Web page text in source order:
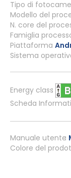
Manuale utente
Colore del
Energy class
Scheda
Tipo di
Modello del
N. core del
Famiglia
Piattaforma
Sistema